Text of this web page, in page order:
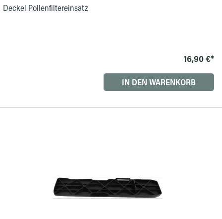
Deckel Pollenfiltereinsatz
16,90 €*
IN DEN WARENKORB